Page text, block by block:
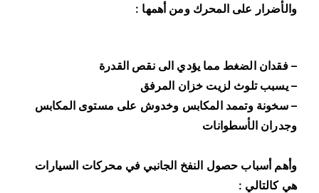
والأضرار على المحرك ومن أهمها :
– فقدان الضغط مما يؤدي الى نقص القدرة
– يسبب تلوث لزيت خزان المرفق
– سخونة وتممد المكابس وخدوش على مستوى المكابس
وجدران الأسطوانات
وأهم أسباب حصول النفخ الجانبي في محركات السيارات
هي كالتالي :